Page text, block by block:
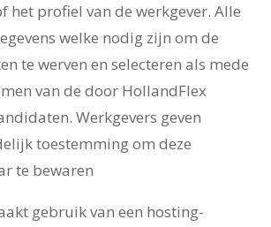
het profiel van de werkgever. Alle
welke nodig zijn om de
te werven en selecteren als mede
van de door HollandFlex
Werkgevers geven
toestemming om deze
te bewaren
gebruik van een hosting-